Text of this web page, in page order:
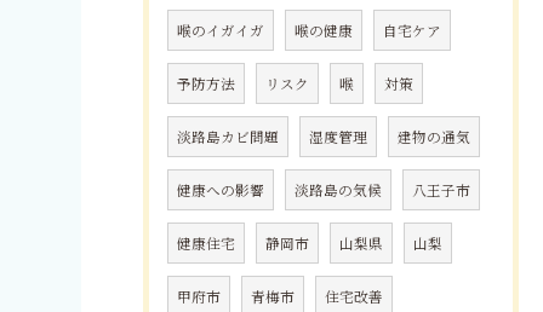
喉のイガイガ 喉の健康 自宅ケア
予防方法 リスク 喉 対策
淡路島カビ問題 湿度管理 建物の通気
健康への影響 淡路島の気候 八王子市
健康住宅 静岡市 山梨県 山梨
甲府市 青梅市 住宅改善